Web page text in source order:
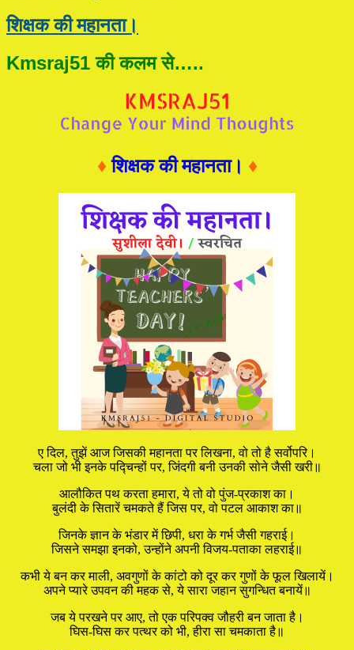
शिक्षक की महानता।
Kmsraj51 की कलम से…..
♦शिक्षक की महानता। ♦
ए दिल, तुझें आज जिसकी महानता पर लिखना, वो तो है सर्वोपरि।
चला जो भी इनके पद्चिन्हों पर, जिंदगी बनी उनकी सोने जैसी खरी॥
आलौकित पथ करता हमारा, ये तो वो पुंज-प्रकाश का।
बुलंदी के सितारें चमकते हैं जिस पर, वो पटल आकाश का॥
जिनके ज्ञान के भंडार में छिपी, धरा के गर्भ जैसी गहराई।
जिसने समझा इनको, उन्होंने अपनी विजय-पताका लहराई॥
कभी ये बन कर माली, अवगुणों के कांटो को दूर कर गुणों के फूल खिलायें।
अपने प्यारे उपवन की महक से, ये सारा जहान सुगन्धित बनायें॥
जब ये परखने पर आए, तो एक परिपक्व जौहरी बन जाता है।
घिस-घिस कर पत्थर को भी, हीरा सा चमकाता है॥